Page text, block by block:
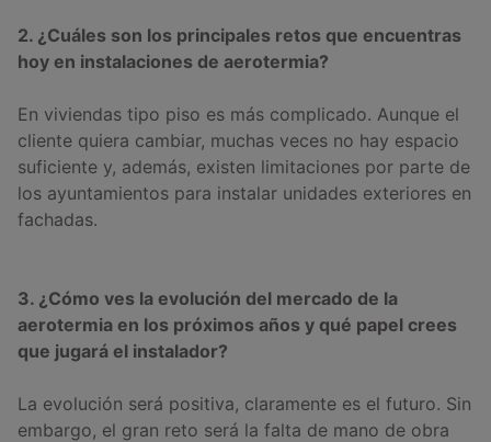
2. ¿Cuáles son los principales retos que encuentras
hoy en instalaciones de aerotermia?
En viviendas tipo piso es más complicado. Aunque el
cliente quiera cambiar, muchas veces no hay espacio
suficiente y, además, existen limitaciones por parte de
los ayuntamientos para instalar unidades exteriores en
fachadas.
3. ¿Cómo ves la evolución del mercado de la
aerotermia en los próximos años y qué papel crees
que jugará el instalador?
La evolución será positiva, claramente es el futuro. Sin
embargo, el gran reto será la falta de mano de obra